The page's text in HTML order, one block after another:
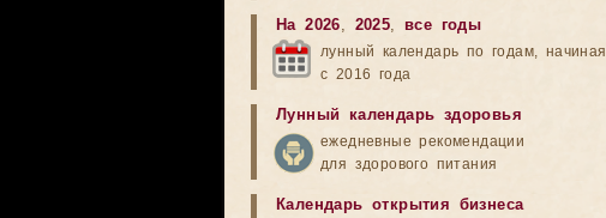
На 2026, 2025,все годы
лунный календарь по годам, начиная
с 2016 года
Лунный календарь здоровья
ежедневные рекомендации
для здорового питания
Календарь открытия бизнеса